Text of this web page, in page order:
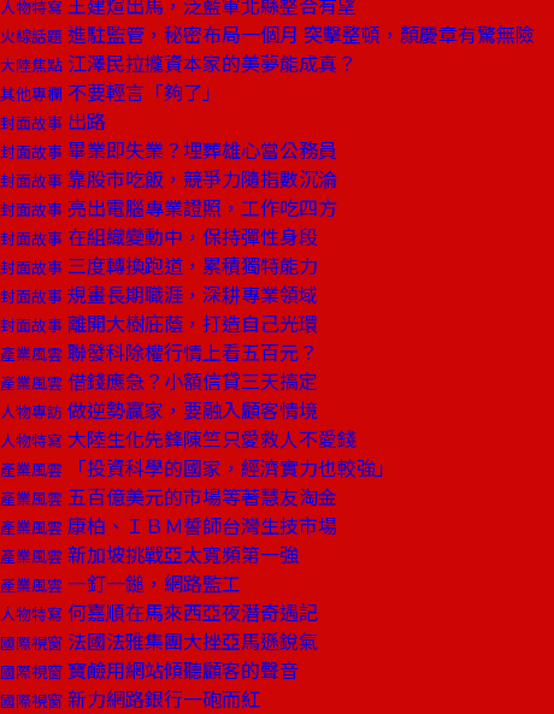
人物特寫
火線話題 進駐監管，秘密布局一個月 突擊整頓，顏慶章有驚無險
大陸焦點 江澤民拉攏資本家的美夢能成真？
其他專欄 不要輕言「夠了」
封面故事 出路
封面故事 畢業即失業？埋葬雄心當公務員
封面故事 靠股市吃飯，競爭力隨指數沉淪
封面故事 亮出電腦專業證照，工作吃四方
封面故事 在組織變動中，保持彈性身段
封面故事 三度轉換跑道，累積獨特能力
封面故事 規畫長期職涯，深耕專業領域
封面故事 離開大樹庇蔭，打造自己光環
產業風雲 聯發科除權行情上看五百元？
產業風雲 借錢應急？小額信貸三天搞定
人物專訪 做逆勢贏家，要融入顧客情境
人物特寫 大陸生化先鋒陳竺只愛救人不愛錢
產業風雲 「投資科學的國家，經濟實力也較強」
產業風雲 五百億美元的市場等著慧友淘金
產業風雲 康柏、ＩＢＭ誓師台灣生技市場
產業風雲 新加坡挑戰亞太寬頻第一強
產業風雲 一釘一鎚，網路監工
人物特寫 何嘉順在馬來西亞夜潛奇遇記
國際視窗 法國法雅集團大挫亞馬遜銳氣
國際視窗 寶鹼用網站傾聽顧客的聲音
國際視窗 新力網路銀行一砲而紅